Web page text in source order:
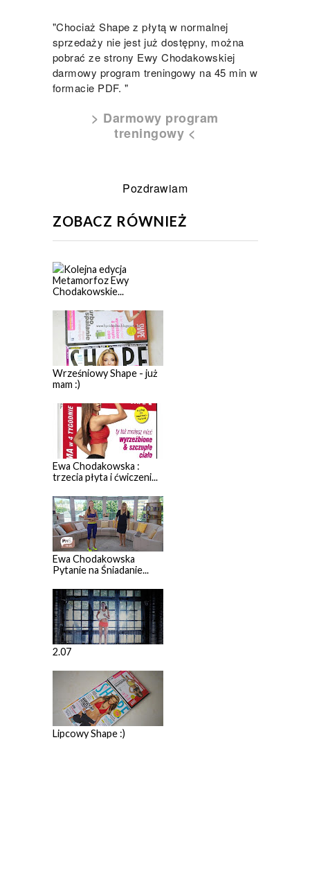
"Chociaż Shape z płytą w normalnej
sprzedaży nie jest już dostępny, można
pobrać ze strony Ewy Chodakowskiej
darmowy program treningowy na 45 min w
formacie PDF. "
> Darmowy program
treningowy <
Pozdrawiam
ZOBACZ RÓWNIEŻ
Kolejna edycja
Metamorfoz Ewy
Chodakowskie...
Wrześniowy Shape - już
mam :)
Ewa Chodakowska :
trzecia płyta i ćwiczeni...
Ewa Chodakowska
Pytanie na Śniadanie...
2.07
Lipcowy Shape :)